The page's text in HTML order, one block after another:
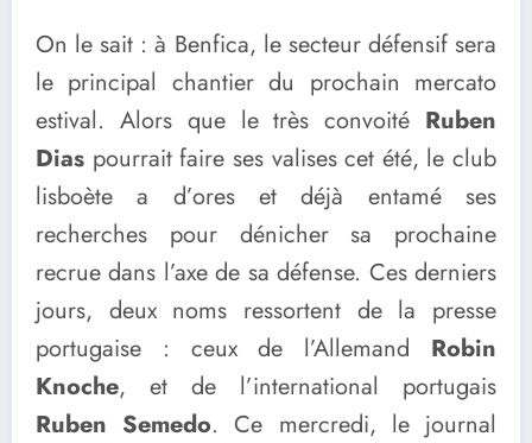
On le sait : à Benfica, le secteur défensif sera
le principal chantier du prochain mercato
estival. Alors que le très convoité Ruben
Dias pourrait faire ses valises cet été, le club
lisboète a d’ores et déjà entamé ses
recherches pour dénicher sa prochaine
recrue dans l’axe de sa défense. Ces derniers
jours, deux noms ressortent de la presse
portugaise : ceux de l’Allemand Robin
Knoche, et de l’international portugais
Ruben Semedo. Ce mercredi, le journal